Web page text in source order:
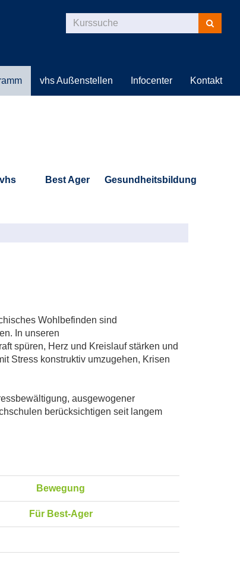
Kurse
suchen
vhs Außenstellen Infocenter Kontakt
Best Ager Gesundheitsbildung
Wohlbefinden sind
In unseren
spüren, Herz und Kreislauf stärken und
Stress konstruktiv umzugehen, Krisen
ausgewogener
berücksichtigen seit langem
Bewegung
Für Best-Ager